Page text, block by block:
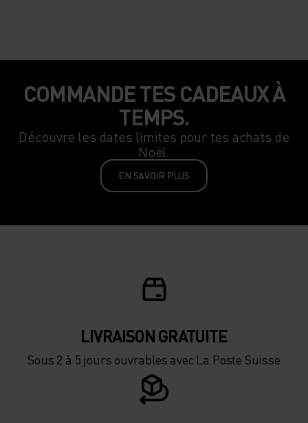
COMMANDE TES CADEAUX À
TEMPS.
Découvre les dates limites pour tes achats de
Noël.
EN SAVOIR PLUS
LIVRAISON GRATUITE
Sous 2 à 5 jours ouvrables avec La Poste Suisse